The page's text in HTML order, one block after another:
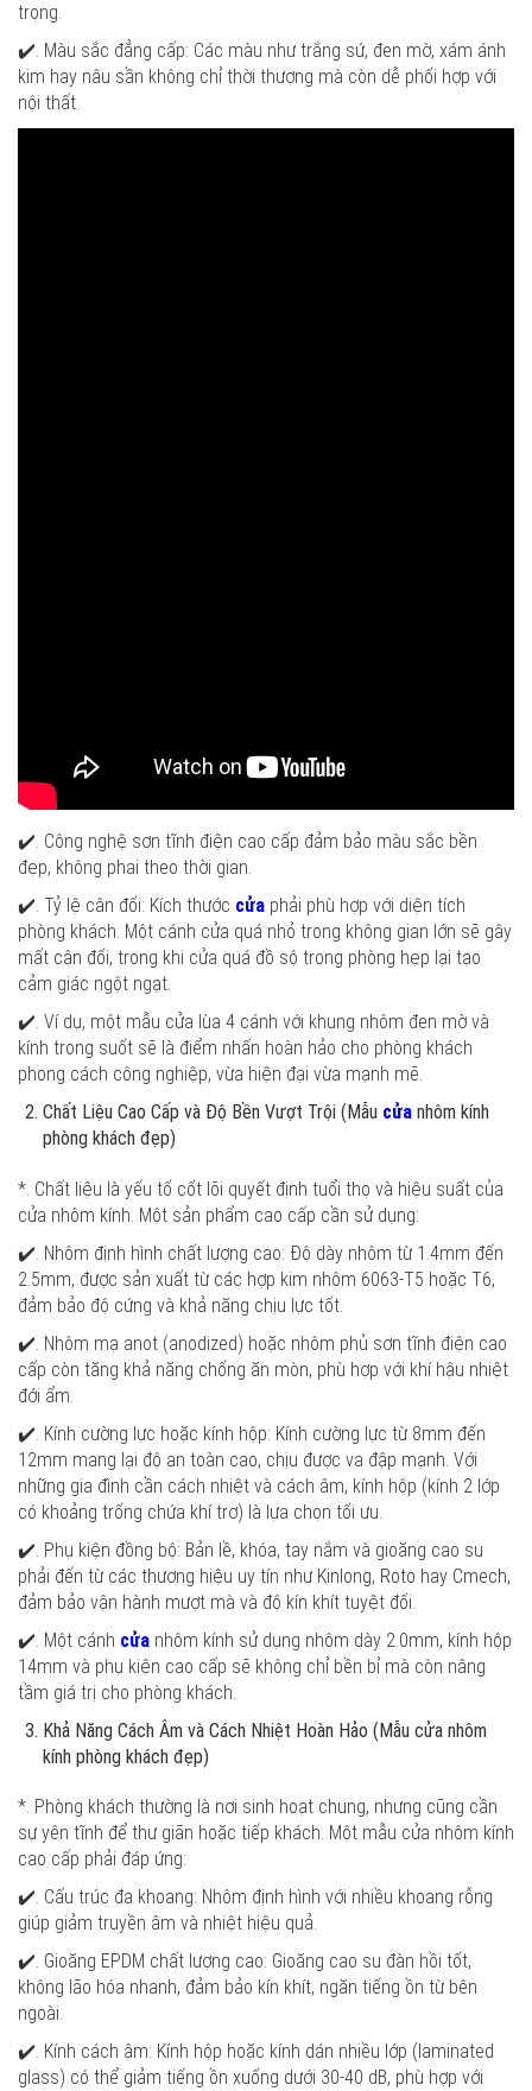
trọng.
✔️. Màu sắc đẳng cấp: Các màu như trắng sứ, đen mờ, xám ánh
kim hay nâu sần không chỉ thời thượng mà còn dễ phối hợp với
nội thất.
✔️. Công nghệ sơn tĩnh điện cao cấp đảm bảo màu sắc bền
đẹp, không phai theo thời gian.
✔️. Tỷ lệ cân đối: Kích thước cửa phải phù hợp với diện tích
phòng khách. Một cánh cửa quá nhỏ trong không gian lớn sẽ gây
mất cân đối, trong khi cửa quá đồ sộ trong phòng hẹp lại tạo
cảm giác ngột ngạt.
✔️. Ví dụ, một mẫu cửa lùa 4 cánh với khung nhôm đen mờ và
kính trong suốt sẽ là điểm nhấn hoàn hảo cho phòng khách
phong cách công nghiệp, vừa hiện đại vừa mạnh mẽ.
Chất Liệu Cao Cấp và Độ Bền Vượt Trội (Mẫu cửanhôm kính
phòng khách đẹp)
*. Chất liệu là yếu tố cốt lõi quyết định tuổi thọ và hiệu suất của
cửa nhôm kính. Một sản phẩm cao cấp cần sử dụng:
✔️. Nhôm định hình chất lượng cao: Độ dày nhôm từ 1.4mm đến
2.5mm, được sản xuất từ các hợp kim nhôm 6063-T5 hoặc T6,
đảm bảo độ cứng và khả năng chịu lực tốt.
✔️. Nhôm mạ anot (anodized) hoặc nhôm phủ sơn tĩnh điện cao
cấp còn tăng khả năng chống ăn mòn, phù hợp với khí hậu nhiệt
đới ẩm.
✔️. Kính cường lực hoặc kính hộp: Kính cường lực từ 8mm đến
12mm mang lại độ an toàn cao, chịu được va đập mạnh. Với
những gia đình cần cách nhiệt và cách âm, kính hộp (kính 2 lớp
có khoảng trống chứa khí trơ) là lựa chọn tối ưu.
✔️. Phụ kiện đồng bộ: Bản lề, khóa, tay nắm và gioăng cao su
phải đến từ các thương hiệu uy tín như Kinlong, Roto hay Cmech,
đảm bảo vận hành mượt mà và độ kín khít tuyệt đối.
✔️. Một cánh cửa nhôm kính sử dụng nhôm dày 2.0mm, kính hộp
14mm và phụ kiện cao cấp sẽ không chỉ bền bỉ mà còn nâng
tầm giá trị cho phòng khách.
Khả Năng Cách Âm và Cách Nhiệt Hoàn Hảo (Mẫu cửa nhôm
kính phòng khách đẹp)
*. Phòng khách thường là nơi sinh hoạt chung, nhưng cũng cần
sự yên tĩnh để thư giãn hoặc tiếp khách. Một mẫu cửa nhôm kính
cao cấp phải đáp ứng:
✔️. Cấu trúc đa khoang: Nhôm định hình với nhiều khoang rỗng
giúp giảm truyền âm và nhiệt hiệu quả.
✔️. Gioăng EPDM chất lượng cao: Gioăng cao su đàn hồi tốt,
không lão hóa nhanh, đảm bảo kín khít, ngăn tiếng ồn từ bên
ngoài.
✔️. Kính cách âm: Kính hộp hoặc kính dán nhiều lớp (laminated
glass) có thể giảm tiếng ồn xuống dưới 30-40 dB, phù hợp với